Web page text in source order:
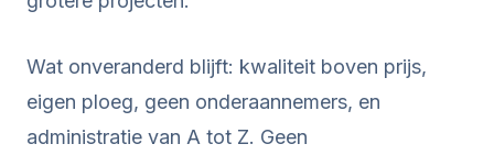
Wat onveranderd blijft: kwaliteit boven prijs,
eigen ploeg, geen onderaannemers, en
administratie van A tot Z. Geen